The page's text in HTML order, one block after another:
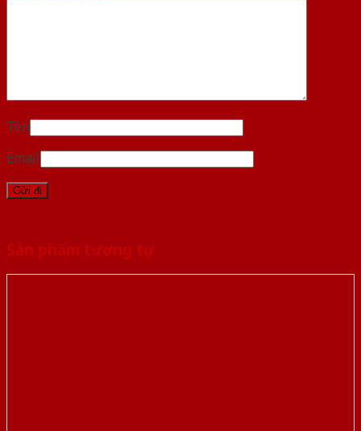
Tên
Email
Sản phẩm tương tự